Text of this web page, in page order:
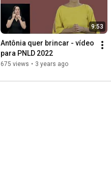
9:53
Antônia quer brincar - vídeo
para PNLD 2022
675 views • 3 years ago